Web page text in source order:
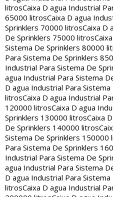
litrosCaixa D agua Industrial
65000 litrosCaixa D agua
Sprinklers 70000 litrosCaixa D
De Sprinklers 75000 litros
Sistema De Sprinklers 80000
Para Sistema De Sprinklers
Industrial Para Sistema De
agua Industrial Para Sistema
D agua Industrial Para
litrosCaixa D agua Industrial
120000 litrosCaixa D agua
Sprinklers 130000 litrosCaixa
De Sprinklers 140000 litros
Sistema De Sprinklers 150000
Para Sistema De Sprinklers
Industrial Para Sistema De
agua Industrial Para Sistema
D agua Industrial Para
litrosCaixa D agua Industrial